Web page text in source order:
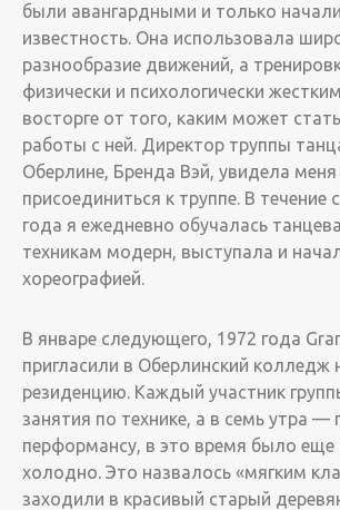
были авангардными и только
известность. ­Она использовала
разнообразие движений, а
физически и психологически
восторге от того, каким может
работы с ней. Директор труппы
Оберлине, Бренда Вэй, увидела
присоединиться к труппе. ­В течение
года я ежедневно обучалась
техникам модерн, выступала и
хореографией.
В январе следующего, 1972 года
пригласили в Оберлинский колледж
резиденцию. Каждый участник
занятия по технике, а в семь утра —
перформансу, в это время было еще
холодно. Это назвалось «мягким
заходили в красивый старый